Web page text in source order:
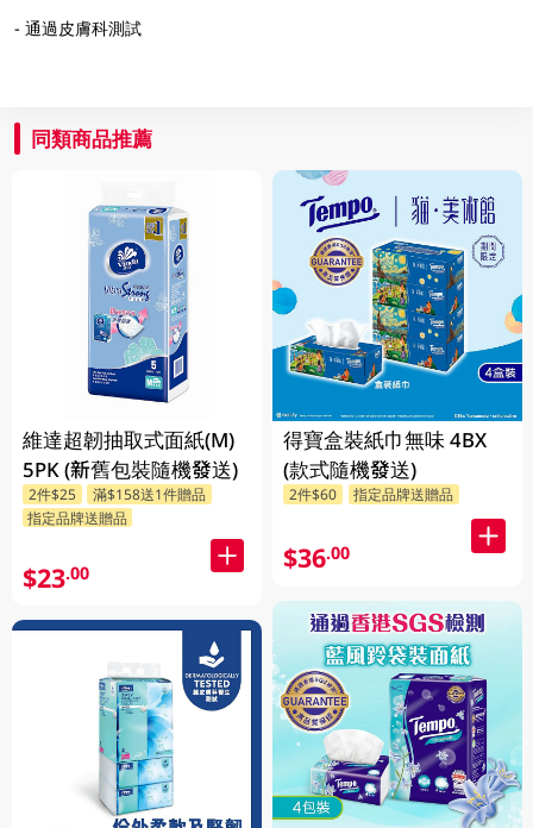
- 通過皮膚科測試
同類商品推薦
維達超韌抽取式面紙(M)
5PK (新舊包裝隨機發送)
2件$25
滿$158送1件贈品
指定品牌送贈品
$23.00
得寶盒裝紙巾無味 4BX
(款式隨機發送)
2件$60 指定品牌送贈品
$36.00